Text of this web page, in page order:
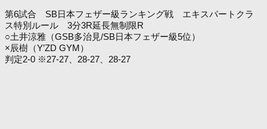
第6試合 SB日本フェザー級ランキング戦 エキスパートクラ
ス特別ルール 3分3R延長無制限R
○土井涼雅（GSB多治見/SB日本フェザー級5位）
×辰樹（Y’ZD GYM）
判定2-0 ※27-27、28-27、28-27